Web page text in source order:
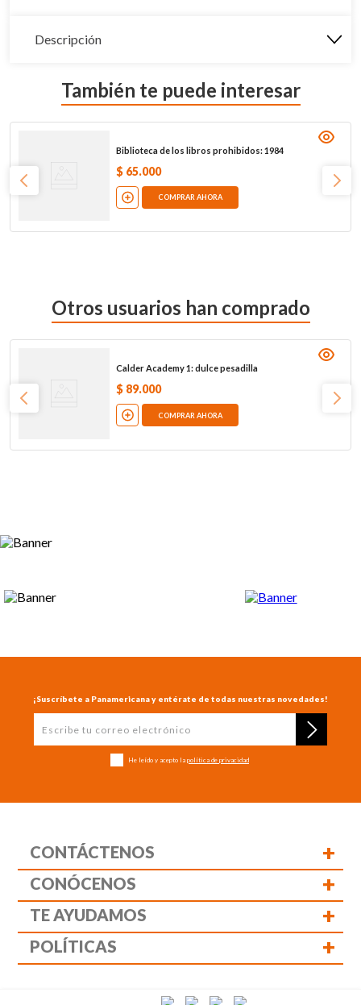
Descripción
También te puede interesar
Biblioteca de los libros prohibidos: 1984
$ 65.000
COMPRAR AHORA
Otros usuarios han comprado
Calder Academy 1: dulce pesadilla
$ 89.000
COMPRAR AHORA
¡Suscríbete a Panamericana y entérate de todas nuestras novedades!
He leído y acepto la política de privacidad
CONTÁCTENOS +
CONÓCENOS +
TE AYUDAMOS +
POLÍTICAS +